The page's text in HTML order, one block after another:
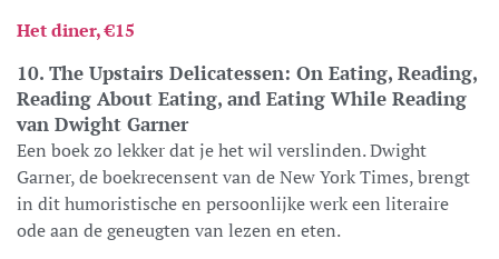
Het diner, €15
10. The Upstairs Delicatessen: On Eating, Reading,
Reading About Eating, and Eating While Reading
van Dwight Garner
Een boek zo lekker dat je het wil verslinden. Dwight
Garner, de boekrecensent van de New York Times, brengt
in dit humoristische en persoonlijke werk een literaire
ode aan de geneugten van lezen en eten.